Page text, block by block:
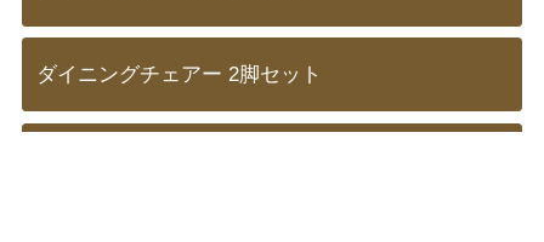
ダイニングチェアー 2脚セット